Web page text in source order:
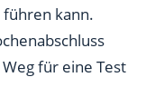
kann.
für eine Test